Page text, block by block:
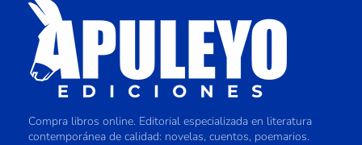
Compra libros online. Editorial especializada en literatura
contemporánea de calidad: novelas, cuentos, poemarios.